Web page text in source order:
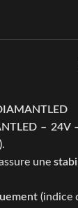
– 24V
.
une
(indice